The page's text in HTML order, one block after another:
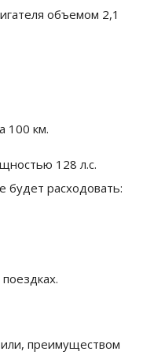
объемом 2,1
100 км.
128 л.с.
расходовать:
преимуществом